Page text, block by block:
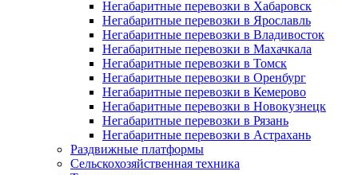
Негабаритные перевозки в Хабаровск
Негабаритные перевозки в Ярославль
Негабаритные перевозки в Владивосток
Негабаритные перевозки в Махачкала
Негабаритные перевозки в Томск
Негабаритные перевозки в Оренбург
Негабаритные перевозки в Кемерово
Негабаритные перевозки в Новокузнецк
Негабаритные перевозки в Рязань
Негабаритные перевозки в Астрахань
Раздвижные платформы
Сельскохозяйственная техника